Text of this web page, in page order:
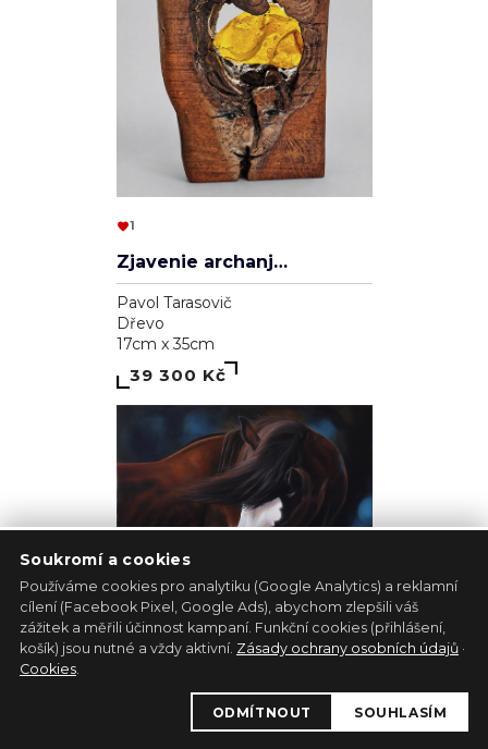
1
Zjavenie archanjela
Pavol Tarasovič
Dřevo
17cm x 35cm
39 300 Kč
1
Soukromí a cookies
Používáme cookies pro analytiku (Google Analytics) a reklamní
cílení (Facebook Pixel, Google Ads), abychom zlepšili váš
zážitek a měřili účinnost kampaní. Funkční cookies (přihlášení,
košík) jsou nutné a vždy aktivní. Zásady ochrany osobních údajů ·
Cookies.
ODMÍTNOUT SOUHLASÍM